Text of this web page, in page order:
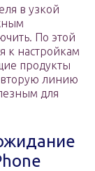
в узкой
По этой
к настройкам
продукты
линию
для